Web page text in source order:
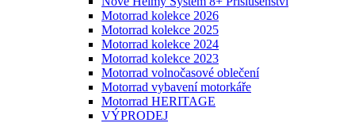
Motorrad kolekce 2026
Motorrad kolekce 2025
Motorrad kolekce 2024
Motorrad kolekce 2023
Motorrad volnočasové oblečení
Motorrad vybavení motorkáře
Motorrad HERITAGE
VÝPRODEJ